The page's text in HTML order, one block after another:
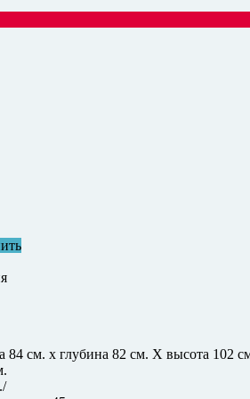
84 см. x глубина 82 см. X высота 102